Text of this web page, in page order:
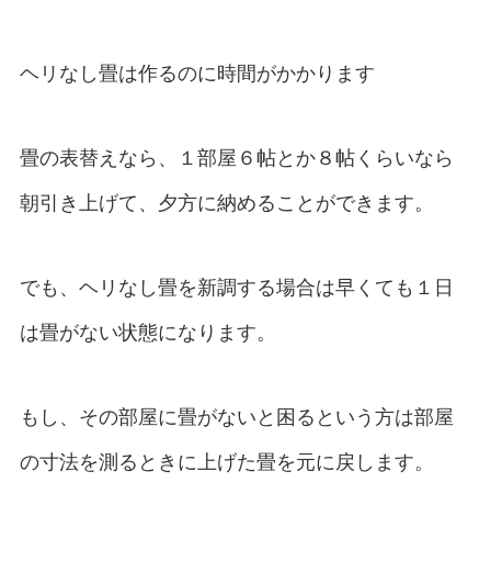
ヘリなし畳は作るのに時間がかかります
畳の表替えなら、１部屋６帖とか８帖くらいなら
朝引き上げて、夕方に納めることができます。
でも、ヘリなし畳を新調する場合は早くても１日
は畳がない状態になります。
もし、その部屋に畳がないと困るという方は部屋
の寸法を測るときに上げた畳を元に戻します。